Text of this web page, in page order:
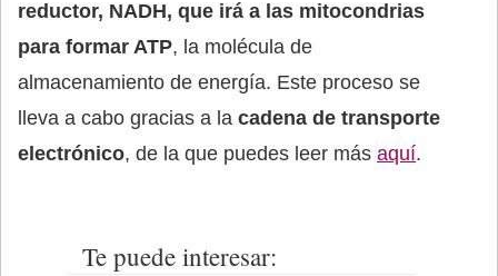
reductor, NADH, que irá a las mitocondrias
para formar ATP, la molécula de
almacenamiento de energía. Este proceso se
lleva a cabo gracias a la cadena de transporte
electrónico, de la que puedes leer más aquí.
Te puede interesar: